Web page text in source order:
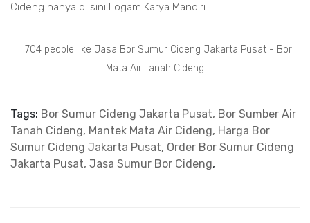
Cideng hanya di sini Logam Karya Mandiri.
704 people like Jasa Bor Sumur Cideng Jakarta Pusat - Bor
Mata Air Tanah Cideng
Tags: Bor Sumur Cideng Jakarta Pusat, Bor Sumber Air
Tanah Cideng, Mantek Mata Air Cideng, Harga Bor
Sumur Cideng Jakarta Pusat, Order Bor Sumur Cideng
Jakarta Pusat, Jasa Sumur Bor Cideng,